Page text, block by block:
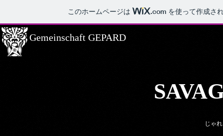
このホームページは .com を使って作成さ
Gemeinschaft GEPARD
じゃ